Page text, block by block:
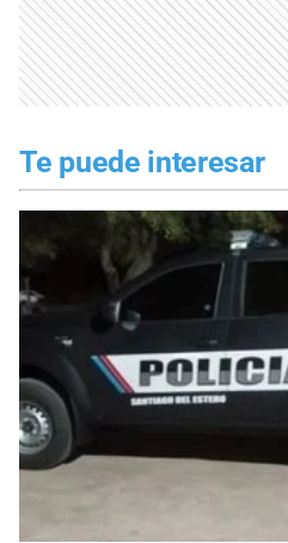
Te puede interesar